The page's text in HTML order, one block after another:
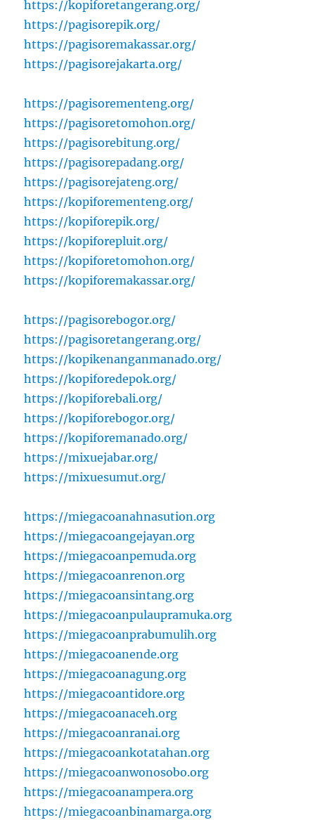
https://kopiforetangerang.org/
https://pagisorepik.org/
https://pagisoremakassar.org/
https://pagisorejakarta.org/
https://pagisorementeng.org/
https://pagisoretomohon.org/
https://pagisorebitung.org/
https://pagisorepadang.org/
https://pagisorejateng.org/
https://kopiforementeng.org/
https://kopiforepik.org/
https://kopiforepluit.org/
https://kopiforetomohon.org/
https://kopiforemakassar.org/
https://pagisorebogor.org/
https://pagisoretangerang.org/
https://kopikenanganmanado.org/
https://kopiforedepok.org/
https://kopiforebali.org/
https://kopiforebogor.org/
https://kopiforemanado.org/
https://mixuejabar.org/
https://mixuesumut.org/
https://miegacoanahnasution.org
https://miegacoangejayan.org
https://miegacoanpemuda.org
https://miegacoanrenon.org
https://miegacoansintang.org
https://miegacoanpulaupramuka.org
https://miegacoanprabumulih.org
https://miegacoanende.org
https://miegacoanagung.org
https://miegacoantidore.org
https://miegacoanaceh.org
https://miegacoanranai.org
https://miegacoankotatahan.org
https://miegacoanwonosobo.org
https://miegacoanampera.org
https://miegacoanbinamarga.org